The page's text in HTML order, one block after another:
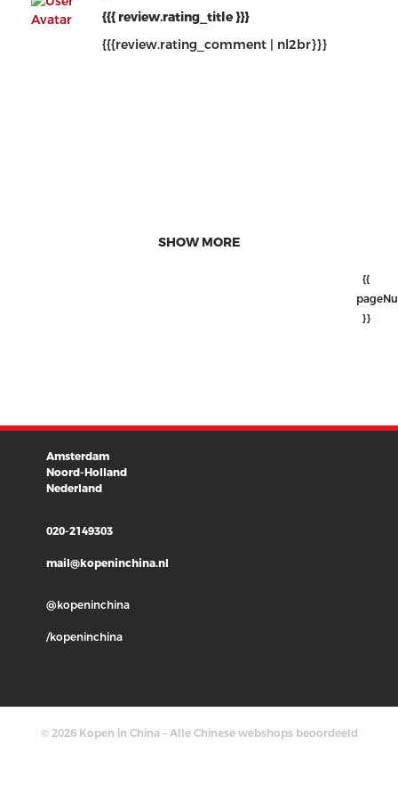
{{{ review.rating_title }}}
{{{review.rating_comment | nl2br}}}
SHOW MORE
{{
}}
Amsterdam
Noord-Holland
Nederland
020-2149303
mail@kopeninchina.nl
@kopeninchina
/kopeninchina
© 2026Kopen in China – Alle Chinese webshops beoordeeld